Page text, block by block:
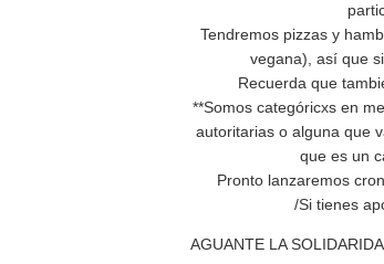
Tendremos pizzas y
vegana), así que
Recuerda que
**Somos categóricxs en
autoritarias o alguna que
que es un
Pronto lanzaremos
/Si tienes
AGUANTE LA